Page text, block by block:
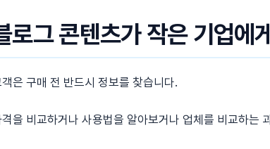
로그 콘텐츠가 작은 기업에
은 구매 전 반드시 정보를 찾습니다.
을 비교하거나 사용법을 알아보거나 업체를 비교하는